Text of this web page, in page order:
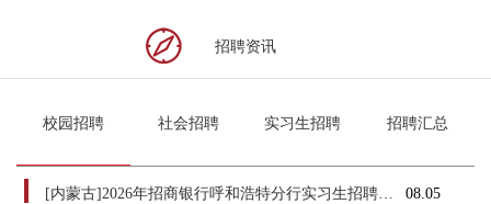
招聘资讯
校园招聘 社会招聘 实习生招聘 招聘汇总
[内蒙古]2026年招商银行呼和浩特分行实习生招聘公告（8.5）
08.05